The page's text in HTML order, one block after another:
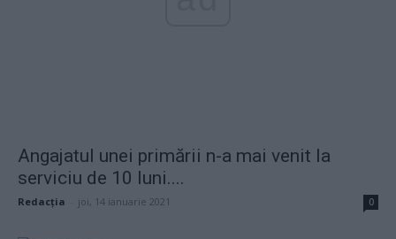
Angajatul unei primării n-a mai venit la
serviciu de 10 luni....
Redacţia joi, 14 ianuarie 2021 0